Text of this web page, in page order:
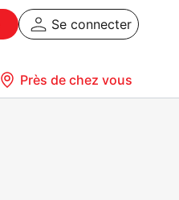
Se connecter
Près de chez vous